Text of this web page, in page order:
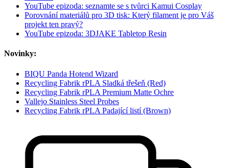
YouTube epizoda: seznamte se s tvůrci Kamui Cosplay
Porovnání materiálů pro 3D tisk: Který filament je pro Váš
projekt ten pravý?
YouTube epizoda: 3DJAKE Tabletop Resin
Novinky:
BIQU Panda Hotend Wizard
Recycling Fabrik rPLA Sladká třešeň (Red)
Recycling Fabrik rPLA Premium Matte Ochre
Vallejo Stainless Steel Probes
Recycling Fabrik rPLA Padající listí (Brown)